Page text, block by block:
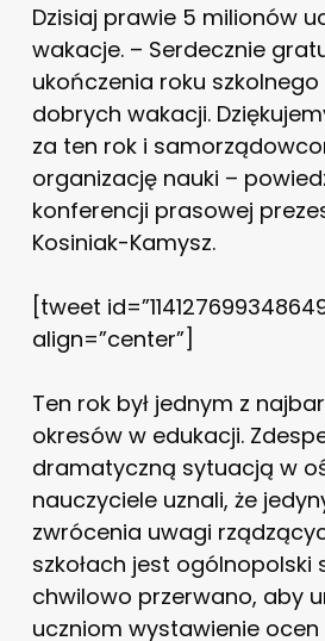
Dzisiaj prawie 5 milionów
wakacje. – Serdecznie
ukończenia roku szkolnego
dobrych wakacji.
za ten rok i
organizację nauki –
konferencji prasowej prezes
Kosiniak-Kamysz.
[tweet
align=”center”]
Ten rok był jednym z
okresów w edukacji.
dramatyczną sytuacją w
nauczyciele uznali, że
zwrócenia uwagi
szkołach jest ogólnopolski
chwilowo przerwano, aby
uczniom wystawienie